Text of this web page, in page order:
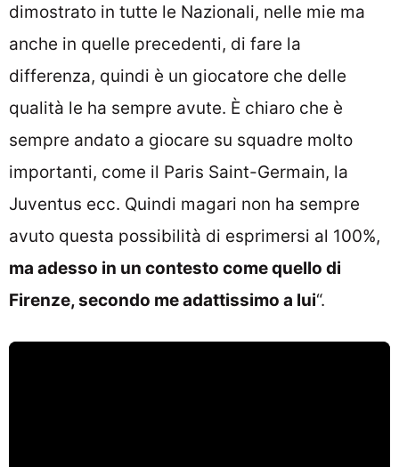
dimostrato in tutte le Nazionali, nelle mie ma
anche in quelle precedenti, di fare la
differenza, quindi è un giocatore che delle
qualità le ha sempre avute. È chiaro che è
sempre andato a giocare su squadre molto
importanti, come il Paris Saint-Germain, la
Juventus ecc. Quindi magari non ha sempre
avuto questa possibilità di esprimersi al 100%,
ma adesso in un contesto come quello di
Firenze, secondo me adattissimo a lui“.